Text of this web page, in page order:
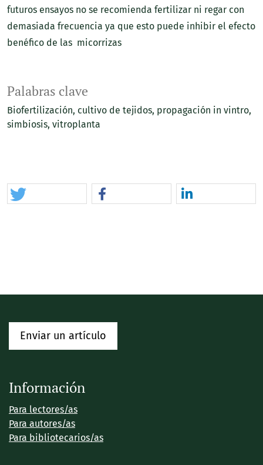
Palabras clave
Biofertilización cultivo de tejidos propagación in vintro
simbiosis vitroplanta
futuros ensayos no se recomienda fertilizar ni regar con
demasiada frecuencia ya que esto puede inhibir el efecto
benéfico de las micorrizas
Enviar un artículo
Información
Para lectores/as
Para autores/as
Para bibliotecarios/as